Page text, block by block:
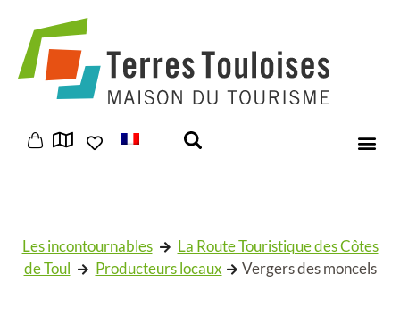
Les incontournables
La Route Touristique des Côtes
de Toul
Producteurs locaux Vergers des moncels